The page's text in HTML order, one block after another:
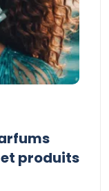
produits